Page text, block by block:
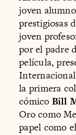
joven
prestigiosas
joven
por el padre
película,
la primera
cómico Bill
Oro como
papel como